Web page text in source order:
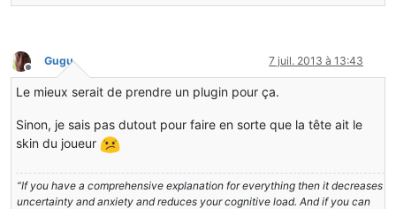
Hors-ligne
Gugu 7 juil. 2013 à 13:43
Le mieux serait de prendre un plugin pour ça.
Sinon, je sais pas dutout pour faire en sorte que la tête ait le
skin du joueur
“If you have a comprehensive explanation for everything then it decreases
uncertainty and anxiety and reduces your cognitive load. And if you can